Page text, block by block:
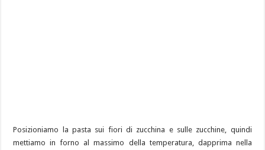
Posizioniamo la pasta sui fiori di zucchina e sulle zucchine, quindi
mettiamo in forno al massimo della temperatura, dapprima nella